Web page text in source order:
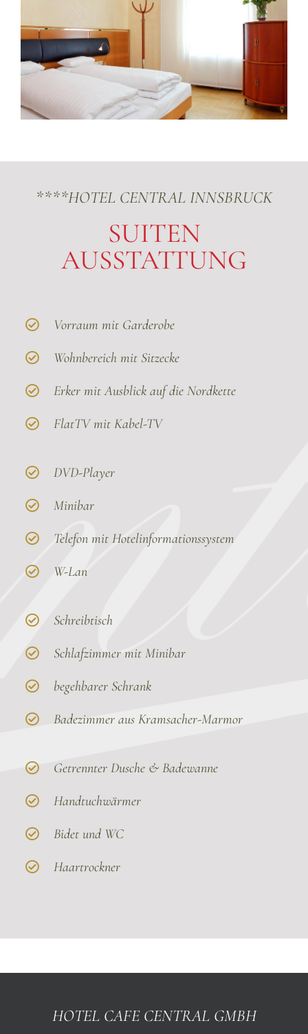
****HOTEL CENTRAL INNSBRUCK
SUITEN
AUSSTATTUNG
Vorraum mit Garderobe
Wohnbereich mit Sitzecke
Erker mit Ausblick auf die Nordkette
FlatTV mit Kabel-TV
DVD-Player
Minibar
Telefon mit Hotelinformationssystem
W-Lan
Schreibtisch
Schlafzimmer mit Minibar
begehbarer Schrank
Badezimmer aus Kramsacher-Marmor
Getrennter Dusche & Badewanne
Handtuchwärmer
Bidet und WC
Haartrockner
HOTEL CAFE CENTRAL GMBH